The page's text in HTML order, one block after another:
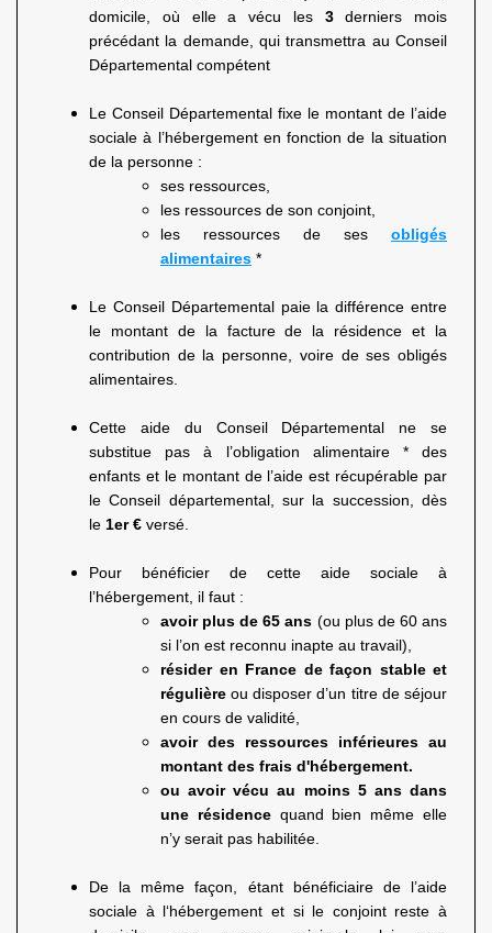
domicile, où elle a vécu les 3derniers mois
précédant la demande, qui transmettra au Conseil
Départemental compétent
Le Conseil Départemental fixe le montant de l’aide
sociale à l’hébergement en fonction de la situation
de la personne :
ses ressources,
les ressources de son conjoint,
les ressources de ses obligés
alimentaires *
Le Conseil Départemental paie la différence entre
le montant de la facture de la résidence et la
contribution de la personne, voire de ses obligés
alimentaires.
Cette aide du Conseil Départemental ne se
substitue pas à l’obligation alimentaire * des
enfants et le montant de l’aide est récupérable par
le Conseil départemental, sur la succession, dès
le 1er € versé.
Pour bénéficier de cette aide sociale à
l’hébergement, il faut :
avoir plus de 65 ans (ou plus de 60 ans
si l’on est reconnu inapte au travail),
résider en France de façon stable et
régulière ou disposer d’un titre de séjour
en cours de validité,
avoir des ressources inférieures au
montant des frais d'hébergement.
ou avoir vécu au moins 5 ans dans
une résidencequand bien même elle
n’y serait pas habilitée.
De la même façon, étant bénéficiaire de l’aide
sociale à l‘hébergement et si le conjoint reste à